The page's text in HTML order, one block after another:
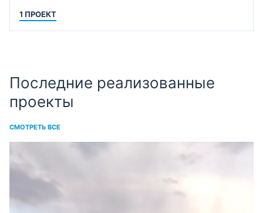
1 ПРОЕКТ
Последние реализованные
проекты
СМОТРЕТЬ ВСЕ